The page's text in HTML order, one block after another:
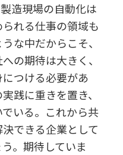
造現場の自動化は
れる仕事の領域も
な中だからこそ、
の期待は大きく、
つける必要があ
践に重きを置き、
いる。これから共
できる企業として
。期待していま